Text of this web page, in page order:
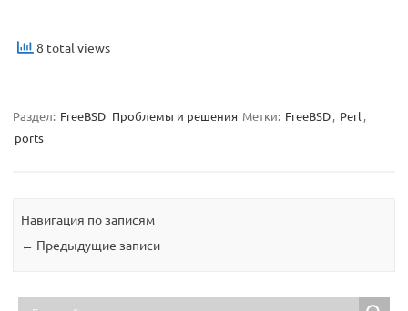
8 total views
Раздел: FreeBSD Проблемы и решения Метки: FreeBSD, Perl ,
ports
Навигация по записям
← Предыдущие записи